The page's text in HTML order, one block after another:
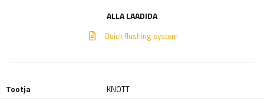
ALLA LAADIDA
Quick flushing system
Tootja
KNOTT